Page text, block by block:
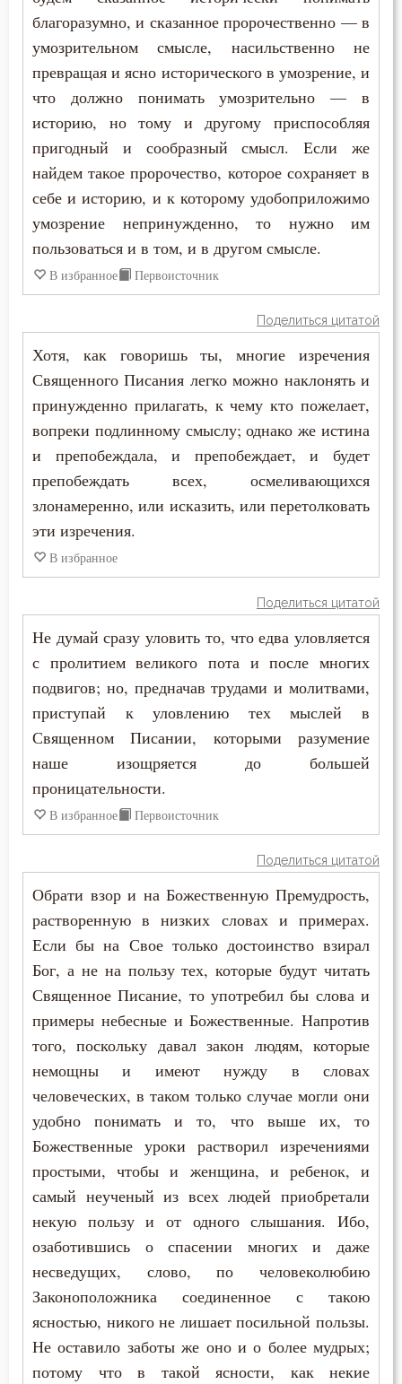
благоразумно, и сказанное пророчественно — в
умозрительном смысле, насильственно не
превращая и ясно исторического в умозрение, и
что должно понимать умозрительно — в
историю, но тому и другому приспособляя
пригодный и сообразный смысл. Если же
найдем такое пророчество, которое сохраняет в
себе и историю, и к которому удобоприложимо
умозрение непринужденно, то нужно им
пользоваться и в том, и в другом смысле.
В избранное Первоисточник
Поделиться цитатой
Хотя, как говоришь ты, многие изречения
Священного Писания легко можно наклонять и
принужденно прилагать, к чему кто пожелает,
вопреки подлинному смыслу; однако же истина
и препобеждала, и препобеждает, и будет
препобеждать всех, осмеливающихся
злонамеренно, или исказить, или перетолковать
эти изречения.
В избранное
Поделиться цитатой
Не думай сразу уловить то, что едва уловляется
с пролитием великого пота и после многих
подвигов; но, предначав трудами и молитвами,
приступай к уловлению тех мыслей в
Священном Писании, которыми разумение
наше изощряется до большей
проницательности.
В избранное Первоисточник
Поделиться цитатой
Обрати взор и на Божественную Премудрость,
растворенную в низких словах и примерах.
Если бы на Свое только достоинство взирал
Бог, а не на пользу тех, которые будут читать
Священное Писание, то употребил бы слова и
примеры небесные и Божественные. Напротив
того, поскольку давал закон людям, которые
немощны и имеют нужду в словах
человеческих, в таком только случае могли они
удобно понимать и то, что выше их, то
Божественные уроки растворил изречениями
простыми, чтобы и женщина, и ребенок, и
самый неученый из всех людей приобретали
некую пользу и от одного слышания. Ибо,
озаботившись о спасении многих и даже
несведущих, слово, по человеколюбию
Законоположника соединенное с такою
ясностью, никого не лишает посильной пользы.
Не оставило заботы же оно и о более мудрых;
потому что в такой ясности, как некие